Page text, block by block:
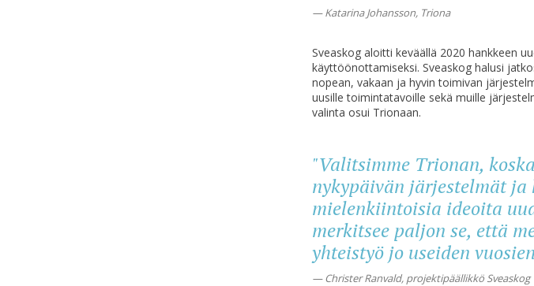
Katarina Johansson, Triona
Sveaskogaloitti keväällä 2020 hankkeen
käyttöönottamiseksi. Sveaskoghalusi
nopean, vakaan ja hyvin toimivan
uusille toimintatavoille sekä muille
valinta osui Trionaan.
"Valitsimme Trionan,
nykypäivän järjestelmät
mielenkiintoisia ideoita
merkitsee paljon se, että
yhteistyö jo useiden
ChristerRanvald, projektipäällikkö Sveaskog